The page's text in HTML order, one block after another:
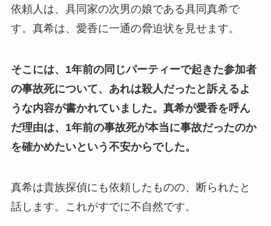
依頼人は、具同家の次男の娘である具同真希で
す。真希は、愛香に一通の脅迫状を見せます。
そこには、1年前の同じパーティーで起きた参加者
の事故死について、あれは殺人だったと訴えるよ
うな内容が書かれていました。 真希が愛香を呼ん
だ理由は、1年前の事故死が本当に事故だったのか
を確かめたいという不安からでした。
真希は貴族探偵にも依頼したものの、断られたと
話します。これがすでに不自然です。